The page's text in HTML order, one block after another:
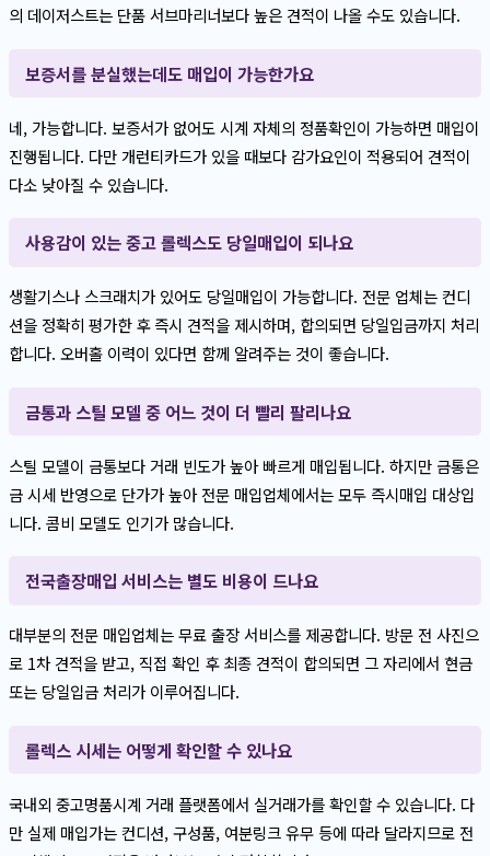
의 데이저스트는 단품 서브마리너보다 높은 견적이 나올 수도 있습니다.
보증서를 분실했는데도 매입이 가능한가요
네, 가능합니다. 보증서가 없어도 시계 자체의 정품확인이 가능하면 매입이
진행됩니다. 다만 개런티카드가 있을 때보다 감가요인이 적용되어 견적이
다소 낮아질 수 있습니다.
사용감이 있는 중고 롤렉스도 당일매입이 되나요
생활기스나 스크래치가 있어도 당일매입이 가능합니다. 전문 업체는 컨디
션을 정확히 평가한 후 즉시 견적을 제시하며, 합의되면 당일입금까지 처리
합니다. 오버홀 이력이 있다면 함께 알려주는 것이 좋습니다.
금통과 스틸 모델 중 어느 것이 더 빨리 팔리나요
스틸 모델이 금통보다 거래 빈도가 높아 빠르게 매입됩니다. 하지만 금통은
금 시세 반영으로 단가가 높아 전문 매입업체에서는 모두 즉시매입 대상입
니다. 콤비 모델도 인기가 많습니다.
전국출장매입 서비스는 별도 비용이 드나요
대부분의 전문 매입업체는 무료 출장 서비스를 제공합니다. 방문 전 사진으
로 1차 견적을 받고, 직접 확인 후 최종 견적이 합의되면 그 자리에서 현금
또는 당일입금 처리가 이루어집니다.
롤렉스 시세는 어떻게 확인할 수 있나요
국내외 중고명품시계 거래 플랫폼에서 실거래가를 확인할 수 있습니다. 다
만 실제 매입가는 컨디션, 구성품, 여분링크 유무 등에 따라 달라지므로 전